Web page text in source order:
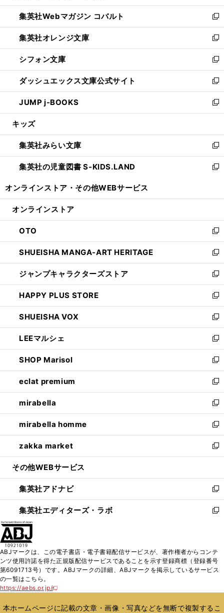
開
く
ウ
で
開
く
ン
ド
ウ
で
開
く
ウ
ィ
ン
ド
ウ
で
開
く
集英社Webマガジン コバルト
新
し
い
ウ
ィ
ン
ド
ウ
で
開
集英社オレンジ文庫
新
し
い
ウ
ィ
ン
ド
ウ
開
く
シフォン文庫
新
し
い
ウ
ィ
ン
ウ
で
開
く
ダッシュエックス文庫公式サイト
新
し
い
ウ
ン
ド
ウ
で
JUMP j-BOOKS
新
し
ウ
ィ
ン
ド
開
キッズ
集英社みらい文庫
新
し
い
ン
ウ
で
開
く
集英社の児童図書 S-KIDS.LAND
新
ウ
ン
ド
ウ
で
開
く
オンラインストア・ その他WEBサービス
オンラインストア
OTO
新
し
い
ウ
ィ
ン
ド
ウ
で
開
く
SHUEISHA MANGA-ART HERITAGE
新
し
い
ウ
ィ
ン
ド
ウ
で
開
く
ジャンプキャラクターズストア
新
し
い
ウ
ィ
ン
ド
ウ
で
開
く
HAPPY PLUS STORE
新
し
い
ウ
ィ
ン
ド
ウ
で
開
く
SHUEISHA VOX
新
し
い
ウ
ィ
ン
ド
ウ
で
開
く
LEEマルシェ
新
し
い
ウ
ィ
ン
ド
ウ
で
開
く
SHOP Marisol
新
し
い
ウ
ィ
ン
ド
ウ
で
開
eclat premium
新
し
い
ウ
ィ
ン
ド
ウ
開
く
mirabella
新
し
い
ウ
ィ
ン
ウ
で
開
く
mirabella homme
新
し
い
ウ
ン
ド
ウ
で
zakka market
新
し
ウ
ィ
ン
ド
く
その他WEBサービス
集英社アドナビ
新
し
い
ド
ウ
で
集英社エディターズ・ラボ
新
ィ
ン
ド
開
ABJマークは、この電子書店・電子書籍配信サービスが、著作権者からコンテ
ンツ使用許諾を得た正規版配信サービスであることを示す登録商標（登録番号
第6091713号）です。ABJマークの詳細、ABJマークを掲示しているサービス
の一覧はこちら。
https://aebs.or.jp/
新
い
本ホームページに記載の文章・画像・写真などを無断で複製するこ